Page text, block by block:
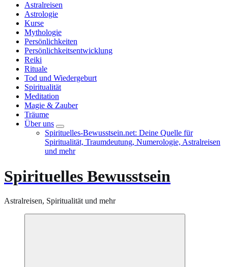
Astralreisen
Astrologie
Kurse
Mythologie
Persönlichkeiten
Persönlichkeitsentwicklung
Reiki
Rituale
Tod und Wiedergeburt
Spiritualität
Meditation
Magie & Zauber
Träume
Über uns
Spirituelles-Bewusstsein.net: Deine Quelle für
Spiritualität, Traumdeutung, Numerologie, Astralreisen
und mehr
Spirituelles Bewusstsein
Astralreisen, Spiritualität und mehr